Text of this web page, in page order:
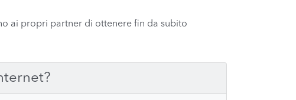
ai propri partner di ottenere fin da subito